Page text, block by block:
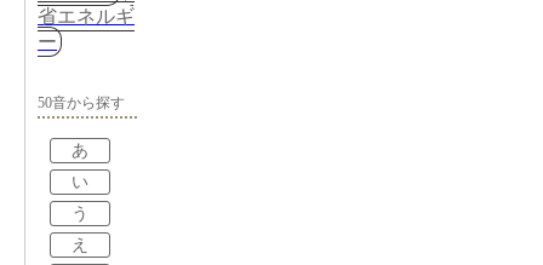
省エネルギ
ー
50音から探す
あ
い
う
え